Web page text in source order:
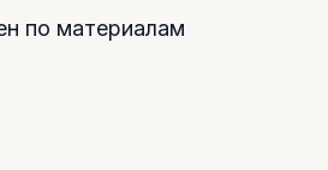
по материалам